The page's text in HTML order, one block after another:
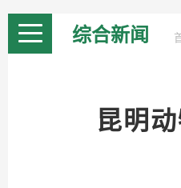
综合新闻
昆明